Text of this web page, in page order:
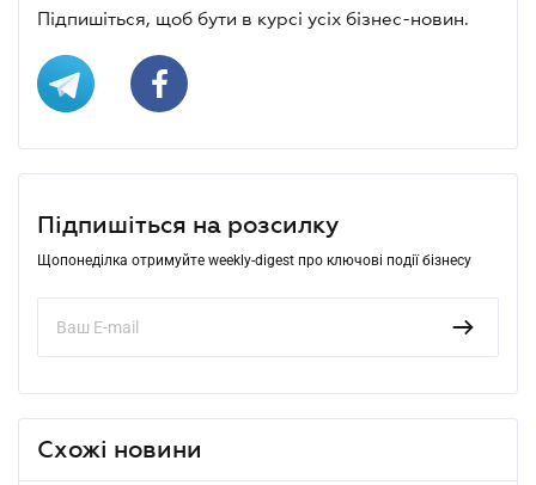
Підпишіться, щоб бути в курсі усіх бізнес-новин.
Підпишіться на розсилку
Щопонеділка отримуйте weekly-digest про ключові події бізнесу
Схожі новини